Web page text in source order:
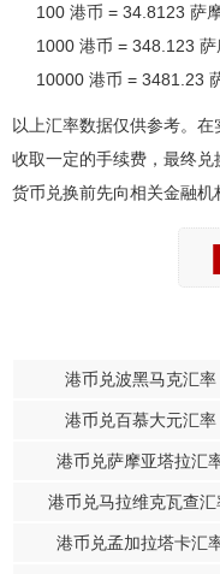
100 港币 = 34.8123 萨
1000 港币 = 348.123 萨
10000 港币 = 3481.23
以上汇率数据仅供参考。
收取一定的手续费，最终
货币兑换前先向相关金融机
港币兑波黑马克汇率
港币兑百慕大元汇率
港币兑萨摩亚塔拉汇
港币兑马拉维克瓦查汇
港币兑孟加拉塔卡汇